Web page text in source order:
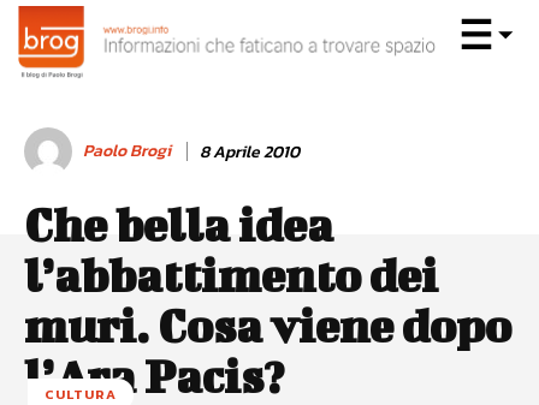
Paolo Brogi 8 Aprile 2010
Che bella idea
l’abbattimento dei
muri. Cosa viene dopo
l’Ara Pacis?
CULTURA